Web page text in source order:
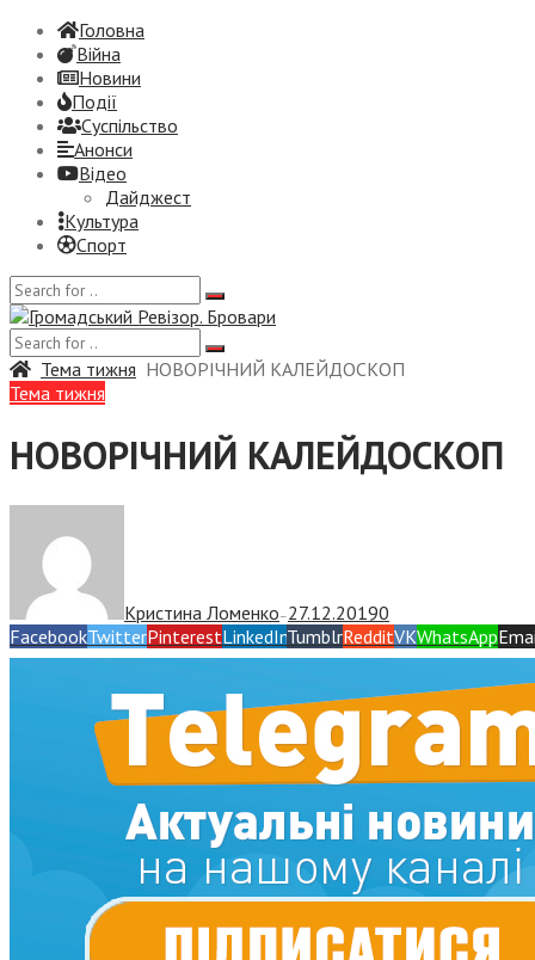
Головна
Війна
Новини
Події
Суспiльство
Анонси
Відео
Дайджест
Культура
Спорт
Тема тижня НОВОРІЧНИЙ КАЛЕЙДОСКОП
Тема тижня
НОВОРІЧНИЙ КАЛЕЙДОСКОП
Кристина Ломенко — 27.12.20190
FacebookTwitterPinterestLinkedInTumblrRedditVKWhatsApp